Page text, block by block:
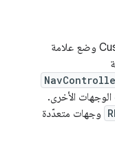
يمكن الآن لمكوّنات Custom Navigators وضع علامة
الأخرى.
وجهات متعدّدة